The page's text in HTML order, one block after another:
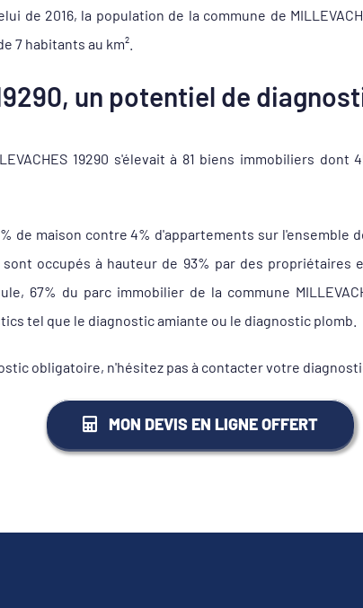
de 2016, la population de la commune de
7 habitants au km².
un potentiel de
19290 s'élevait à 81 biens immobiliers
maison contre 4% d'appartements sur l'ensemble
sont occupés à hauteur de 93% par des
67% du parc immobilier de la commune
tel que le diagnostic amiante ou le diagnostic plomb.
obligatoire, n'hésitez pas à contacter votre
MON DEVIS EN LIGNE OFFERT